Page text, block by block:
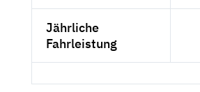
Jährliche
Fahrleistung